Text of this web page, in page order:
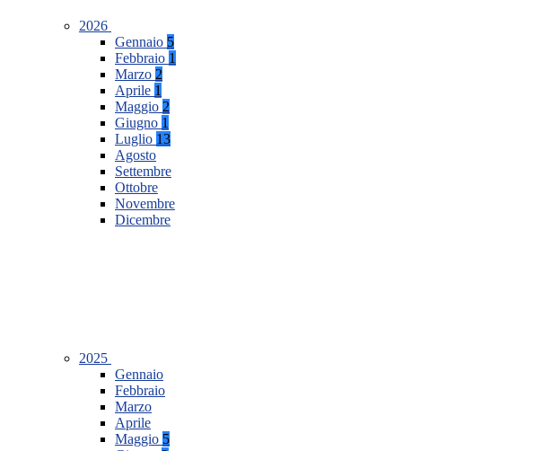
2026
Gennaio 5
Febbraio 1
Marzo 2
Aprile 1
Maggio 2
Giugno 1
Luglio 13
Agosto
Settembre
Ottobre
Novembre
Dicembre
2025
Gennaio
Febbraio
Marzo
Aprile
Maggio 5